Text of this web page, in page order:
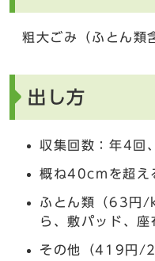
粗大ごみ（ふとん類
出し方
収集回数：年4回
概ね40cmを超え
ふとん類（63円/
ら、敷パッド、
その他（419円/